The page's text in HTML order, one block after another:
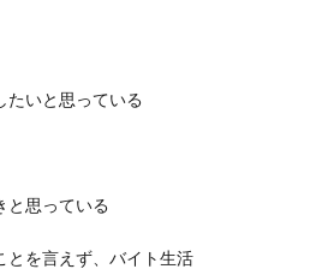
たいと思っている
と思っている
とを言えず、バイト生活